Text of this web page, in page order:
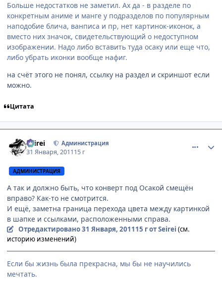
Больше недостатков не заметил. Ах да - в разделе по
конкретным аниме и манге у подразделов по популярным
наподобие блича, ванписа и пр, нет картинок-иконок, а
вместо них значок, свидетельствующий о недоступном
изображении. Надо либо вставить туда осаку или еще что,
либо убрать иконки вообще нафиг.
на счёт этого не понял, ссылку на раздел и скриншот если
можно.
Цитата
Seirei Администрация
31 Января, 201115 г
АДМИНИСТРАЦИЯ
А так и должно быть, что конверт под Осакой смещён
вправо? Как-то не смотрится.
И ещё, заметна граница перехода цвета между картинкой
в шапке и ссылками, расположенными справа.
Отредактировано31 Января, 201115 гот Seirei (см.
историю изменений)
Если бы жизнь была прекрасна, мы бы не научились
мечтать.